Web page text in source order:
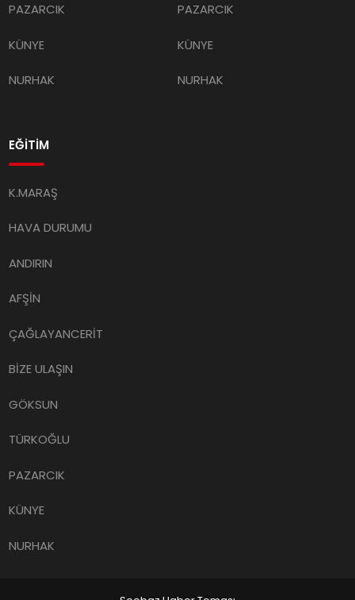
PAZARCIK
KÜNYE
NURHAK
PAZARCIK
KÜNYE
NURHAK
EĞİTİM
K.MARAŞ
HAVA DURUMU
ANDIRIN
AFŞİN
ÇAĞLAYANCERİT
BİZE ULAŞIN
GÖKSUN
TÜRKOĞLU
PAZARCIK
KÜNYE
NURHAK